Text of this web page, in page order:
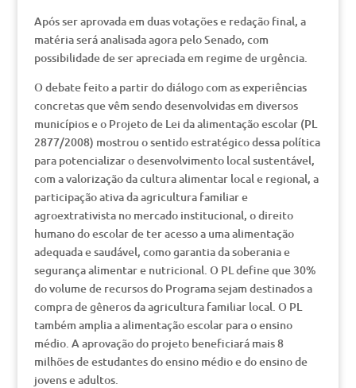
Após ser aprovada em duas votações e redação final, a
matéria será analisada agora pelo Senado, com
possibilidade de ser apreciada em regime de urgência.
O debate feito a partir do diálogo com as experiências
concretas que vêm sendo desenvolvidas em diversos
municípios e o Projeto de Lei da alimentação escolar (PL
2877/2008) mostrou o sentido estratégico dessa política
para potencializar o desenvolvimento local sustentável,
com a valorização da cultura alimentar local e regional, a
participação ativa da agricultura familiar e
agroextrativista no mercado institucional, o direito
humano do escolar de ter acesso a uma alimentação
adequada e saudável, como garantia da soberania e
segurança alimentar e nutricional. O PL define que 30%
do volume de recursos do Programa sejam destinados a
compra de gêneros da agricultura familiar local. O PL
também amplia a alimentação escolar para o ensino
médio. A aprovação do projeto beneficiará mais 8
milhões de estudantes do ensino médio e do ensino de
jovens e adultos.